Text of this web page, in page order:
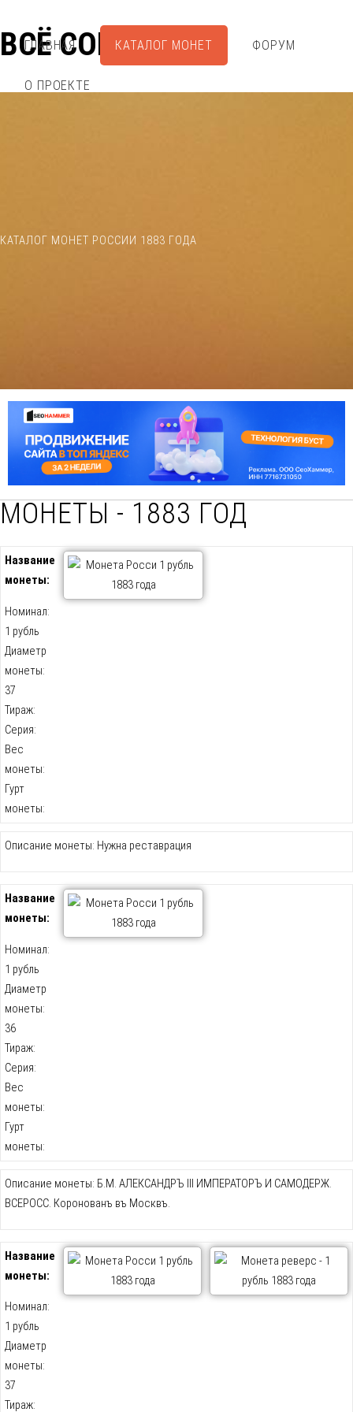
ВСЁ СОБРАЛ
ГЛАВНАЯ КАТАЛОГ МОНЕТ ФОРУМ
О ПРОЕКТЕ
КАТАЛОГ МОНЕТ РОССИИ 1883 ГОДА
МОНЕТЫ - 1883 ГОД
Название
монеты:
Номинал:
1 рубль
Диаметр
монеты:
37
Тираж:
Серия:
Вес
монеты:
Гурт
монеты:
Описание монеты: Нужна реставрация
Название
монеты:
Номинал:
1 рубль
Диаметр
монеты:
36
Тираж:
Серия:
Вес
монеты:
Гурт
монеты:
Описание монеты: Б.М. АЛЕКСАНДРЪ III ИМПЕРАТОРЪ И САМОДЕРЖ.
ВСЕРОСС. Коронованъ въ Москвъ.
Название
монеты:
Номинал:
1 рубль
Диаметр
монеты:
37
Тираж: